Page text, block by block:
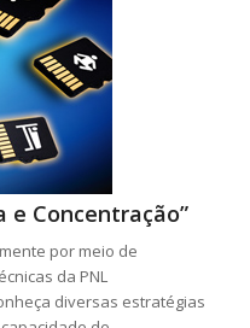
e Concentração”
por meio de
da PNL
diversas estratégias